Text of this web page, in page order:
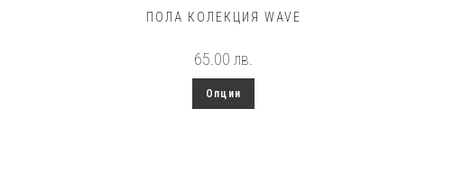
ПОЛА КОЛЕКЦИЯ WAVE
65.00 лв.
Опции
has